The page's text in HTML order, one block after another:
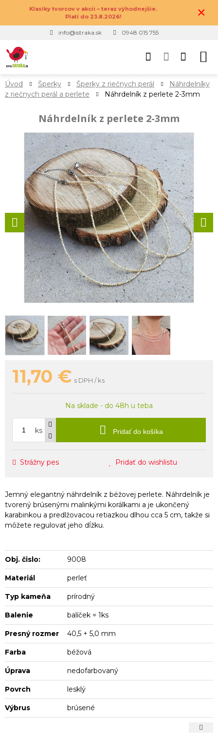
Klasiky tvorcov v akcii – teraz výhodnejšie.
Platí do 23.8.2026!
×
info@istraka.sk 0948 015 755
Úvod Šperky Šperky z riečnych perál
Náhrdelníky
z riečnych perál a perlete
Náhrdelník z perlete 2-3mm
Náhrdelník z perlete 2-3mm
11,70 € s DPH / ks
Na sklade - do 48h u teba
ks Pridať do košíka
Strážny pes Pridať do wishlistu
Jemný elegantný náhrdelník z béžovej perlete. Náhrdelník je
tvorený brúsenými malinkými korálkami a je ukončený
karabinkou a predlžovacou retiazkou dlhou cca 5 cm, takže si
môžete regulovať jeho dĺžku.
Obj. čislo: 9008
Materiál perleť
Typ kameňa prírodný
Balenie balíček = 1ks
Presný rozmer 40,5 + 5,0 mm
Farba béžová
Úprava nedofarbovaný
Povrch lesklý
Výbrus brúsené